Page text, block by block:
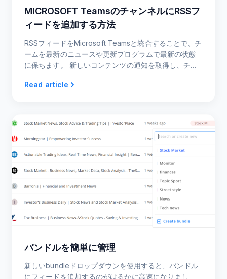
MICROSOFT TeamsのチャンネルにRSSフ
ィードを追加する方法
RSSフィードをMicrosoft Teamsと統合することで、チ
ームを最新のニュースや更新プログラムで最新の状態
に保ちます。 新しいコンテンツの通知を取得し、チー
Read article
バンドルを簡単に管理
新しいbundleドロップダウンを使用すると、バンドル
にフィードを追加するのがはるかに高速になりまし